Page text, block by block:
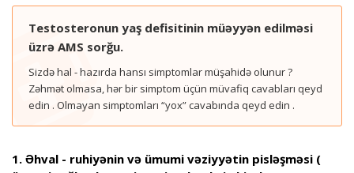
Testosteronun yaş defisitinin müəyyən edilməsi
üzrə AMS sorğu.
Sizdə hal - hazırda hansı simptomlar müşahidə olunur ?
Zəhmət olmasa, hər bir simptom üçün müvafiq cavabları qeyd
edin . Olmayan simptomları “yox” cavabında qeyd edin .
1. Əhval - ruhiyənin və ümumi vəziyyətin pisləşməsi (